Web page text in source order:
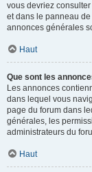
vous devriez
et dans le panneau
annonces générales
Haut
Que sont les
Les annonces
dans lequel vous
page du forum dans
générales, les
administrateurs du
Haut